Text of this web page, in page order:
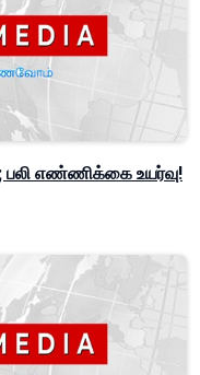
எண்ணிக்கை உயர்வு!